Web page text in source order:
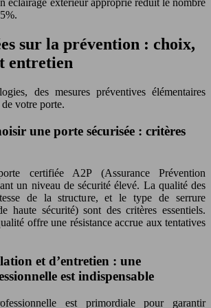
éclairage extérieur approprié réduit le nombre
sur la prévention : choix,
entretien
des mesures préventives élémentaires
votre porte.
une porte sécurisée : critères
certifiée A2P (Assurance Prévention
un niveau de sécurité élevé. La qualité des
de la structure, et le type de serrure
haute sécurité) sont des critères essentiels.
offre une résistance accrue aux tentatives
et d’entretien : une
est indispensable
est primordiale pour garantir